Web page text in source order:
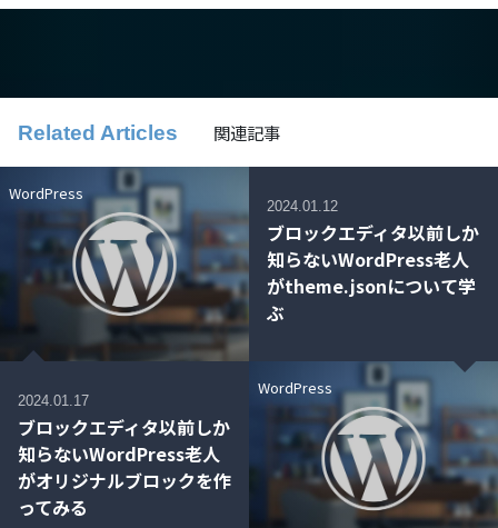
Related Articles 関連記事
WordPress
2024.01.17
ブロックエディタ以前しか
知らないWordPress老人
がオリジナルブロックを作
ってみる
WordPress
2024.01.12
ブロックエディタ以前しか
知らないWordPress老人
がtheme.jsonについて学
ぶ